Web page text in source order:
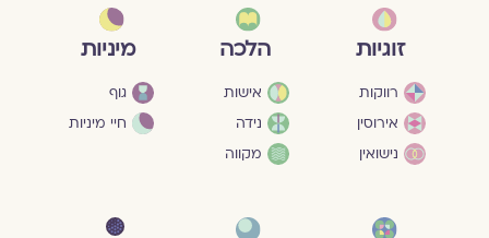
זוגיות
רווקות
אירוסין
נישואין
הלכה
אישות
נידה
מקווה
מיניות
גוף
חיי מיניות